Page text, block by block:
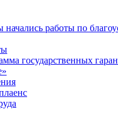
работы по
государственных